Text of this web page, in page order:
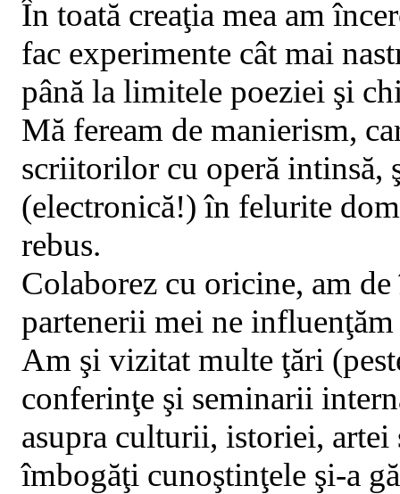
În toată creaţia mea am
fac experimente cât mai
până la limitele poeziei şi
Mă feream de manierism,
scriitorilor cu operă intinsă,
(electronică!) în felurite
rebus.
Colaborez cu oricine, am
partenerii mei ne
Am şi vizitat multe ţări
conferinţe şi seminarii
asupra culturii, istoriei,
îmbogăţi cunoştinţele şi-a